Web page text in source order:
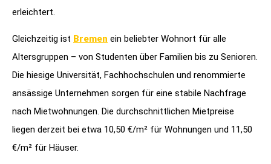
erleichtert.
Gleichzeitig ist Bremen ein beliebter Wohnort für alle
Altersgruppen – von Studenten über Familien bis zu Senioren.
Die hiesige Universität, Fachhochschulen und renommierte
ansässige Unternehmen sorgen für eine stabile Nachfrage
nach Mietwohnungen. Die durchschnittlichen Mietpreise
liegen derzeit bei etwa 10,50 €/m² für Wohnungen und 11,50
€/m² für Häuser.